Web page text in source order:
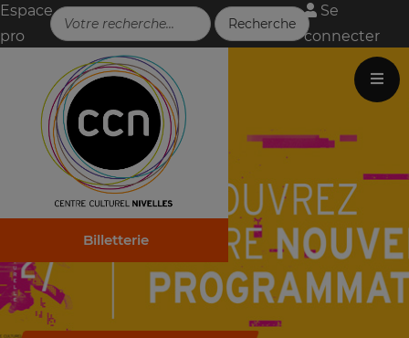
Espace
pro
Se
connecter
Billetterie